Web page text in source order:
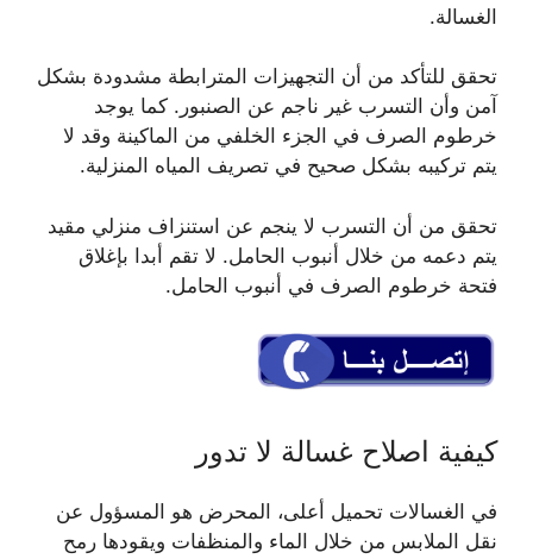
الغسالة.
تحقق للتأكد من أن التجهيزات المترابطة مشدودة بشكل
آمن وأن التسرب غير ناجم عن الصنبور. كما يوجد
خرطوم الصرف في الجزء الخلفي من الماكينة وقد لا
يتم تركيبه بشكل صحيح في تصريف المياه المنزلية.
تحقق من أن التسرب لا ينجم عن استنزاف منزلي مقيد
يتم دعمه من خلال أنبوب الحامل. لا تقم أبدا بإغلاق
فتحة خرطوم الصرف في أنبوب الحامل.
كيفية اصلاح غسالة لا تدور
في الغسالات تحميل أعلى، المحرض هو المسؤول عن
نقل الملابس من خلال الماء والمنظفات ويقودها رمح